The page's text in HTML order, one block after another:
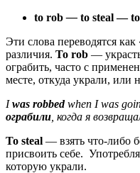
to rob— to steal —
Эти слова переводятся
различия. To rob —
ограбить, часто с
месте, откуда украли, или
Iwas robbedwhen I was
ограбили , когда я
To steal — взять что-либо
присвоить себе.
которую украли.